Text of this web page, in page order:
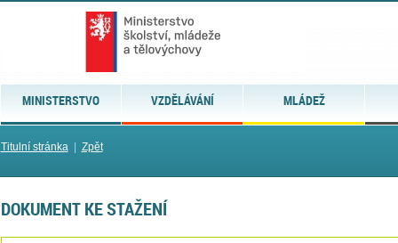
MINISTERSTVO VZDĚLÁVÁNÍ MLÁDEŽ
Titulní stránka| Zpět
DOKUMENT KE STAŽENÍ